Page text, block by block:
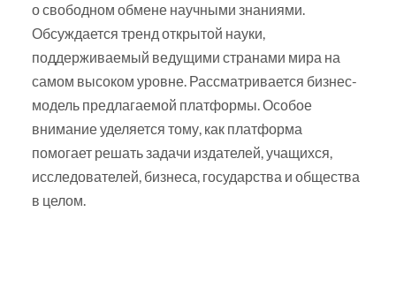
о свободном обмене научными знаниями.
Обсуждается тренд открытой науки,
поддерживаемый ведущими странами мира на
самом высоком уровне. Рассматривается бизнес-
модель предлагаемой платформы. Особое
внимание уделяется тому, как платформа
помогает решать задачи издателей, учащихся,
исследователей, бизнеса, государства и общества
в целом.